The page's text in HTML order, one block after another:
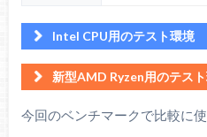
Intel CPU用のテスト環境
テス
「ちもろぐ専用 Intel
スペック
新型AMD Ryzen用のテス
テス
「ちもろぐ専用 Ryzen
今回のベンチマークで比較に